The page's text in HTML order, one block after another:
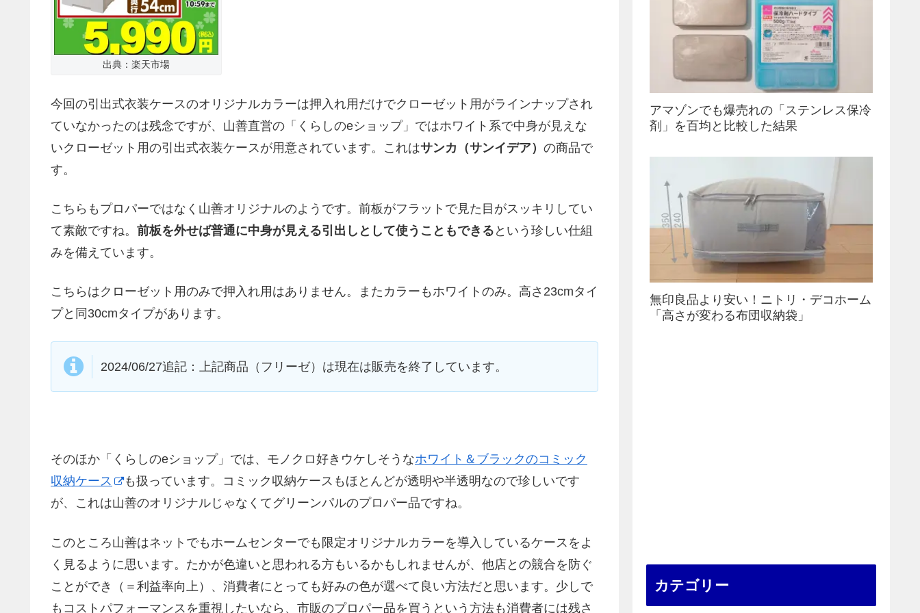
出典：楽天市場
今回の引出式衣装ケースのオリジナルカラーは押入れ用だけでクローゼット用がラインナップされ
ていなかったのは残念ですが、山善直営の「くらしのeショップ」ではホワイト系で中身が見えな
いクローゼット用の引出式衣装ケースが用意されています。これはサンカ（サンイデア） の商品で
す。
こちらもプロパーではなく山善オリジナルのようです。前板がフラットで見た目がスッキリしてい
て素敵ですね。 前板を外せば普通に中身が見える引出しとして使うこともできる という珍しい仕組
みを備えています。
こちらはクローゼット用のみで押入れ用はありません。またカラーもホワイトのみ。高さ23cmタイ
プと同30cmタイプがあります。
2024/06/27追記：上記商品（フリーゼ）は現在は販売を終了しています。
そのほか「くらしのeショップ」では、モノクロ好きウケしそうなホワイト＆ブラックのコミック
収納ケース
も扱っています。コミック収納ケースもほとんどが透明や半透明なので珍しいです
が、これは山善のオリジナルじゃなくてグリーンパルのプロパー品ですね。
このところ山善はネットでもホームセンターでも限定オリジナルカラーを導入しているケースをよ
く見るように思います。たかが色違いと思われる方もいるかもしれませんが、他店との競合を防ぐ
ことができ（＝利益率向上）、消費者にとっても好みの色が選べて良い方法だと思います。少しで
もコストパフォーマンスを重視したいなら、市販のプロパー品を買うという方法も消費者には残さ
アマゾンでも爆売れの「ステンレス保冷
剤」を百均と比較した結果
無印良品より安い！ニトリ・デコホーム
「高さが変わる布団収納袋」
カテゴリー